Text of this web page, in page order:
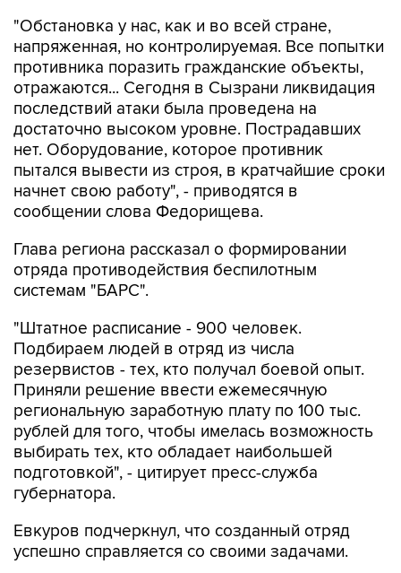
"Обстановка у нас, как и во всей стране,
напряженная, но контролируемая. Все попытки
противника поразить гражданские объекты,
отражаются... Сегодня в Сызрани ликвидация
последствий атаки была проведена на
достаточно высоком уровне. Пострадавших
нет. Оборудование, которое противник
пытался вывести из строя, в кратчайшие сроки
начнет свою работу", - приводятся в
сообщении слова Федорищева.
Глава региона рассказал о формировании
отряда противодействия беспилотным
системам "БАРС".
"Штатное расписание - 900 человек.
Подбираем людей в отряд из числа
резервистов - тех, кто получал боевой опыт.
Приняли решение ввести ежемесячную
региональную заработную плату по 100 тыс.
рублей для того, чтобы имелась возможность
выбирать тех, кто обладает наибольшей
подготовкой", - цитирует пресс-служба
губернатора.
Евкуров подчеркнул, что созданный отряд
успешно справляется со своими задачами.